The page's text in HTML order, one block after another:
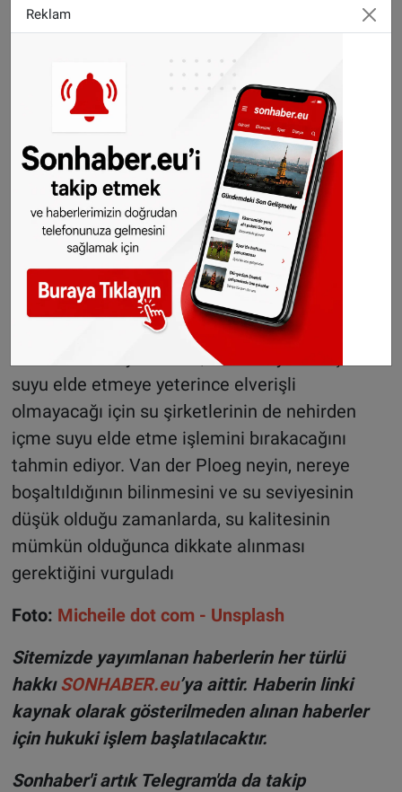
yeraltı su kaynaklarının da artan baskının
altında olduğunu dile getirdi.
Deşarj konusunda dikkatli olunmalı!
Van der Ploeg , düşük su seviyelerinde, suyun
kirlilik oranının da arttığını ve nehir suyunun
arıtılmasının daha zor bir hale geldiğini dile
getirdi ve su şirketlerinin, örneğin endüstriyel
deşarjların neden olduğu kirliliği azaltmak için,
hükümetler, su yöneticileri, araştırma
enstitüleri ve kullanıcılar ile görüşmeler
yapmak istediğini belirtti.
RIWA-Maas'ın yöneticisi, Maas suyunun içme
suyu elde etmeye yeterince elverişli
olmayacağı için su şirketlerinin de nehirden
içme suyu elde etme işlemini bırakacağını
tahmin ediyor. Van der Ploeg neyin, nereye
boşaltıldığının bilinmesini ve su seviyesinin
düşük olduğu zamanlarda, su kalitesinin
mümkün olduğunca dikkate alınması
gerektiğini vurguladı
Foto: Micheile dot com - Unsplash
Sitemizde yayımlanan haberlerin her türlü
hakkıSONHABER.eu’ya aittir. Haberin linki
kaynak olarak gösterilmeden alınan haberler
için hukuki işlem başlatılacaktır.
Sonhaber'i artık Telegram'da da takip
Reklam